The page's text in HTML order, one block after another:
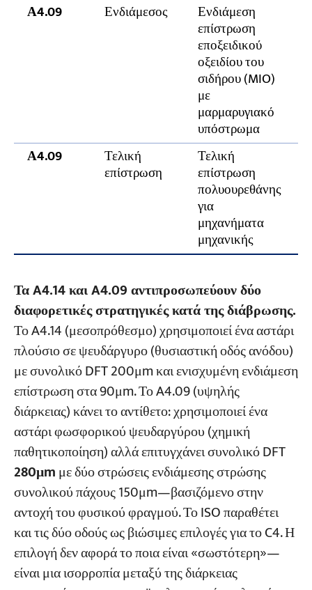
Α4.09 Ενδιάμεσος Ενδιάμεση
επίστρωση
εποξειδικού
οξειδίου του
σιδήρου (MIO)
με
μαρμαρυγιακό
υπόστρωμα
Α4.09 Τελική
επίστρωση
Τελική
επίστρωση
πολυουρεθάνης
για
μηχανήματα
μηχανικής
Τα A4.14 και A4.09 αντιπροσωπεύουν δύο
διαφορετικές στρατηγικές κατά της διάβρωσης.
Το A4.14 (μεσοπρόθεσμο) χρησιμοποιεί ένα αστάρι
πλούσιο σε ψευδάργυρο (θυσιαστική οδός ανόδου)
με συνολικό DFT 200μm και ενισχυμένη ενδιάμεση
επίστρωση στα 90μm. Το A4.09 (υψηλής
διάρκειας) κάνει το αντίθετο: χρησιμοποιεί ένα
αστάρι φωσφορικού ψευδαργύρου (χημική
παθητικοποίηση) αλλά επιτυγχάνει συνολικό DFT
280μmμε δύο στρώσεις ενδιάμεσης στρώσης
συνολικού πάχους 150μm—βασιζόμενο στην
αντοχή του φυσικού φραγμού. Το ISO παραθέτει
και τις δύο οδούς ως βιώσιμες επιλογές για το C4. Η
επιλογή δεν αφορά το ποια είναι «σωστότερη»—
είναι μια ισορροπία μεταξύ της διάρκειας